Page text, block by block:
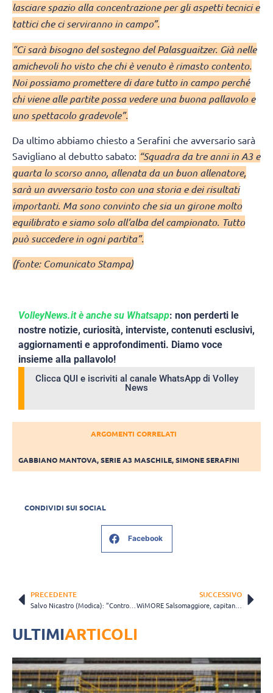
lasciare spazio alla concentrazione per gli aspetti tecnici e
tattici che ci serviranno in campo”.
“Ci sarà bisogno del sostegno del Palasguaitzer. Già nelle
amichevoli ho visto che chi è venuto è rimasto contento.
Noi possiamo promettere di dare tutto in campo perché
chi viene alle partite possa vedere una buona pallavolo e
uno spettacolo gradevole”.
Da ultimo abbiamo chiesto a Serafini che avversario sarà
Savigliano al debutto sabato: “Squadra da tre anni in A3 e
quarta lo scorso anno, allenata da un buon allenatore,
sarà un avversario tosto con una storia e dei risultati
importanti. Ma sono convinto che sia un girone molto
equilibrato e siamo solo all’alba del campionato. Tutto
può succedere in ogni partita”.
(fonte: Comunicato Stampa)
VolleyNews.it è anche su Whatsapp: non perderti le
nostre notizie, curiosità, interviste, contenuti esclusivi,
aggiornamenti e approfondimenti. Diamo voce
insieme alla pallavolo!
Clicca QUI e iscriviti al canale WhatsApp di Volley
News
ARGOMENTI CORRELATI
GABBIANO MANTOVA,SERIE A3 MASCHILE,SIMONE SERAFINI
CONDIVIDI SUI SOCIAL
Facebook
PRECEDENTE SUCCESSIVO
WiMORE Salsomaggiore, capitan Leoni: “Obiettivo salvezza e crescita della squadra”
ULTIMIARTICOLI